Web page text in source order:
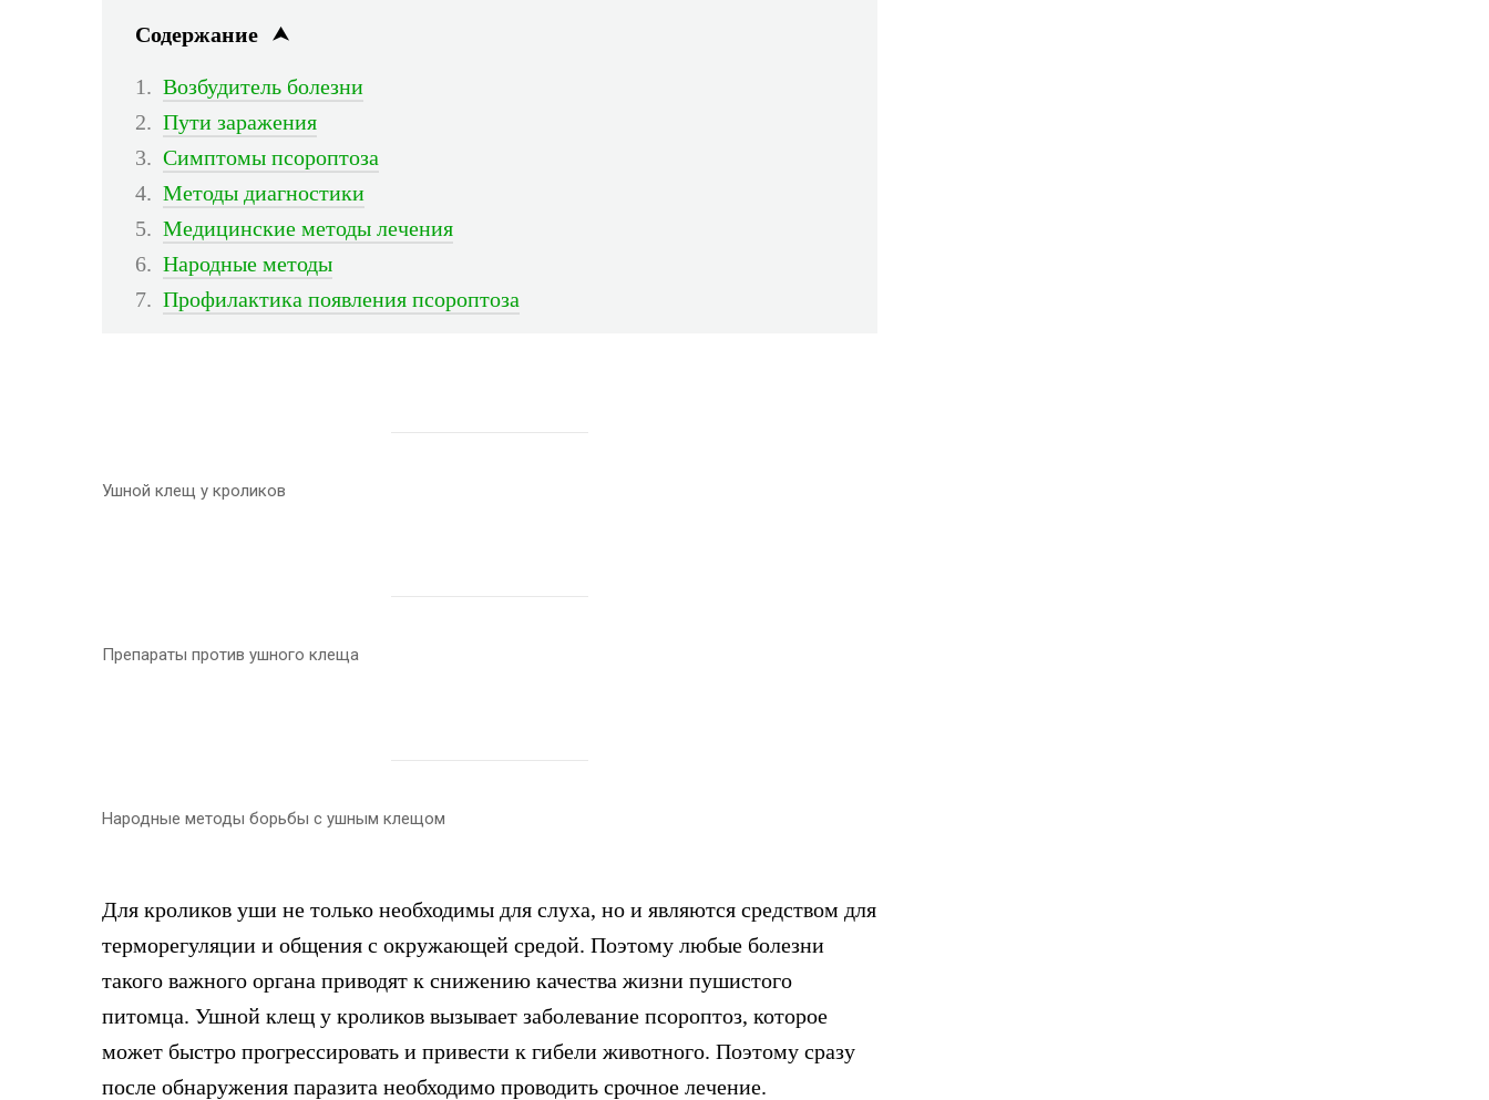
Содержание
Возбудитель болезни
Пути заражения
Симптомы псороптоза
Методы диагностики
Медицинские методы лечения
Народные методы
Профилактика появления псороптоза
Ушной клещ у кроликов
Препараты против ушного клеща
Народные методы борьбы с ушным клещом
Для кроликов уши не только необходимы для слуха, но и являются средством для
терморегуляции и общения с окружающей средой. Поэтому любые болезни
такого важного органа приводят к снижению качества жизни пушистого
питомца. Ушной клещ у кроликов вызывает заболевание псороптоз, которое
может быстро прогрессировать и привести к гибели животного. Поэтому сразу
после обнаружения паразита необходимо проводить срочное лечение.